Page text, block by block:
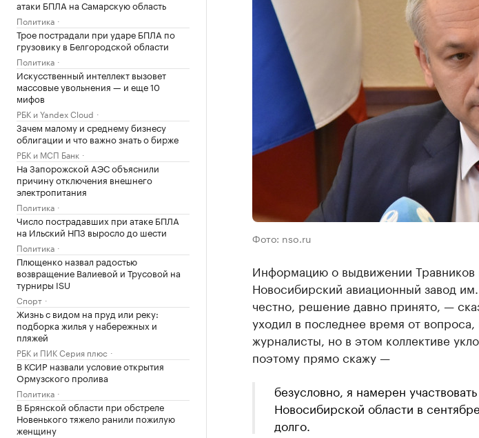
атаки БПЛА на Самарскую область
Политика
Трое пострадали при ударе БПЛА по
грузовику в Белгородской области
Политика
Искусственный интеллект вызовет
массовые увольнения — и еще 10
мифов
РБК и Yandex Cloud
Зачем малому и среднему бизнесу
облигации и что важно знать о бирже
РБК и МСП Банк
На Запорожской АЭС объяснили
причину отключения внешнего
электропитания
Политика
Число пострадавших при атаке БПЛА
на Ильский НПЗ выросло до шести
Политика
Плющенко назвал радостью
возвращение Валиевой и Трусовой на
турниры ISU
Спорт
Жизнь с видом на пруд или реку:
подборка жилья у набережных и
пляжей
РБК и ПИК Серия плюс
В КСИР назвали условие открытия
Ормузского пролива
Политика
В Брянской области при обстреле
Новенького тяжело ранили пожилую
женщину
Фото: nso.ru
Информацию о выдвижении Травников
Новосибирский авиационный завод
честно, решение давно принято, —
уходил в последнее время от
журналисты, но в этом коллективе
поэтому прямо скажу —
безусловно, я намерен
Новосибирской области в
долго.